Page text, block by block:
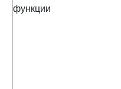
функции